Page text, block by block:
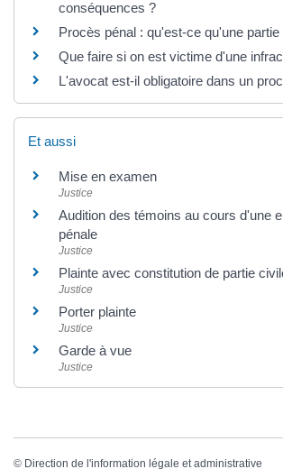
conséquences ?
Procès pénal : qu'est-ce qu'une partie
Que faire si on est victime d'une
L'avocat est-il obligatoire dans un
Et aussi
Mise en examen
Justice
Audition des témoins au cours d'une
pénale
Justice
Plainte avec constitution de partie
Justice
Porter plainte
Justice
Garde à vue
Justice
© Direction de l'information légale et administrative